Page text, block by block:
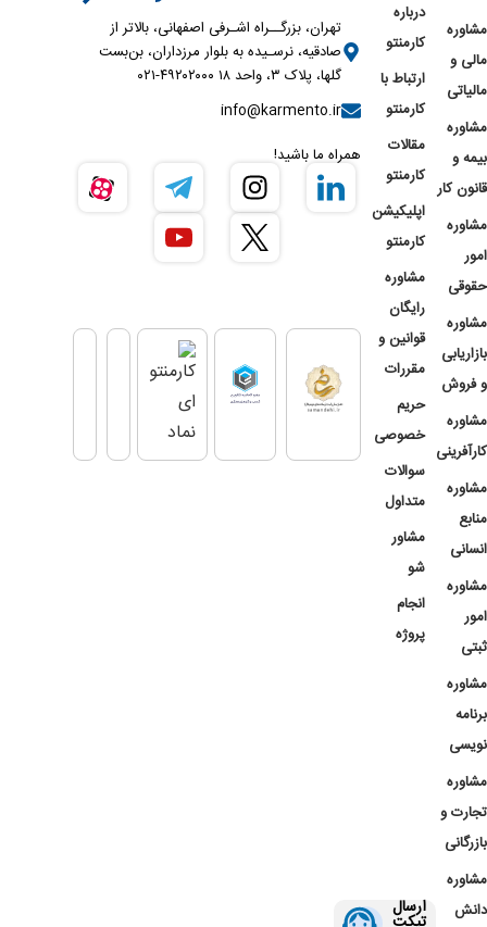
مشاوره
مالی و
مالیاتی
مشاوره
بیمه و
قانون کار
مشاوره
امور
حقوقی
مشاوره
بازاریابی
و فروش
مشاوره
کارآفرینی
مشاوره
منابع
انسانی
مشاوره
امور
ثبتی
مشاوره
برنامه
نویسی
مشاوره
تجارت و
بازرگانی
مشاوره
دانش
درباره
کارمنتو
ارتباط با
کارمنتو
مقالات
کارمنتو
اپلیکیشن
کارمنتو
مشاوره
رایگان
قوانین و
مقررات
حریم
خصوصی
سوالات
متداول
مشاور
شو
انجام
پروژه
ارسال
تهران، بزرگــراه اشـرفی اصفهانی، بالاتر از
صادقیه، نرسـیده به بلوار مرزداران، بن‌بست
گلها، پلاک ۳، واحد ۱۸ ۴۹۲۰۲۰۰۰-۰۲۱
info@karmento.ir
همراه ما باشید!